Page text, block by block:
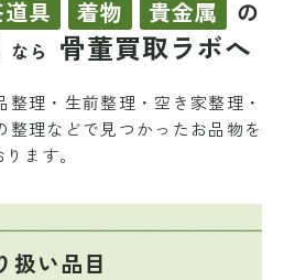
具 着物 貴金属 の
なら 骨董買取ラボへ
理・生前整理・空き家整理・
整理などで 見つかったお品物を
ます。
扱い品目